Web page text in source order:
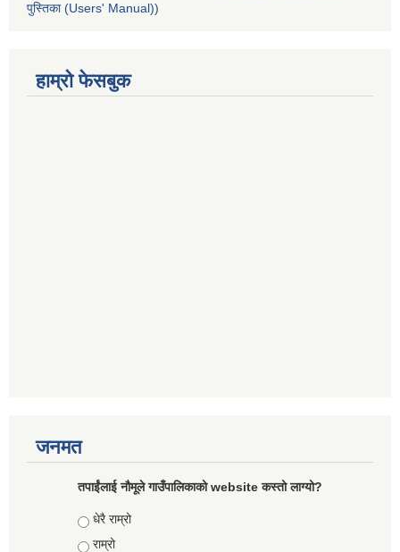
पुस्तिका (Users' Manual))
हाम्रो फेसबुक
जनमत
तपाईंलाई नौमूले गाउँपालिकाको website कस्तो लाग्यो?
Choices
धेरै राम्रो
राम्रो